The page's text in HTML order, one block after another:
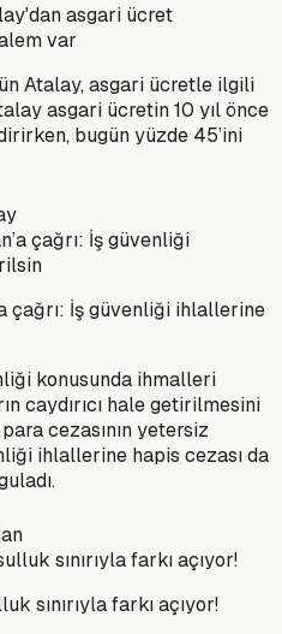
asgari ücret
var
Atalay, asgari ücretle ilgili
asgari ücretin 10 yıl önce
bugün yüzde 45’ini
çağrı: İş güvenliği ihlallerine
konusunda ihmalleri
caydırıcı hale getirilmesini
cezasının yetersiz
ihlallerine hapis cezası da
sınırıyla farkı açıyor!